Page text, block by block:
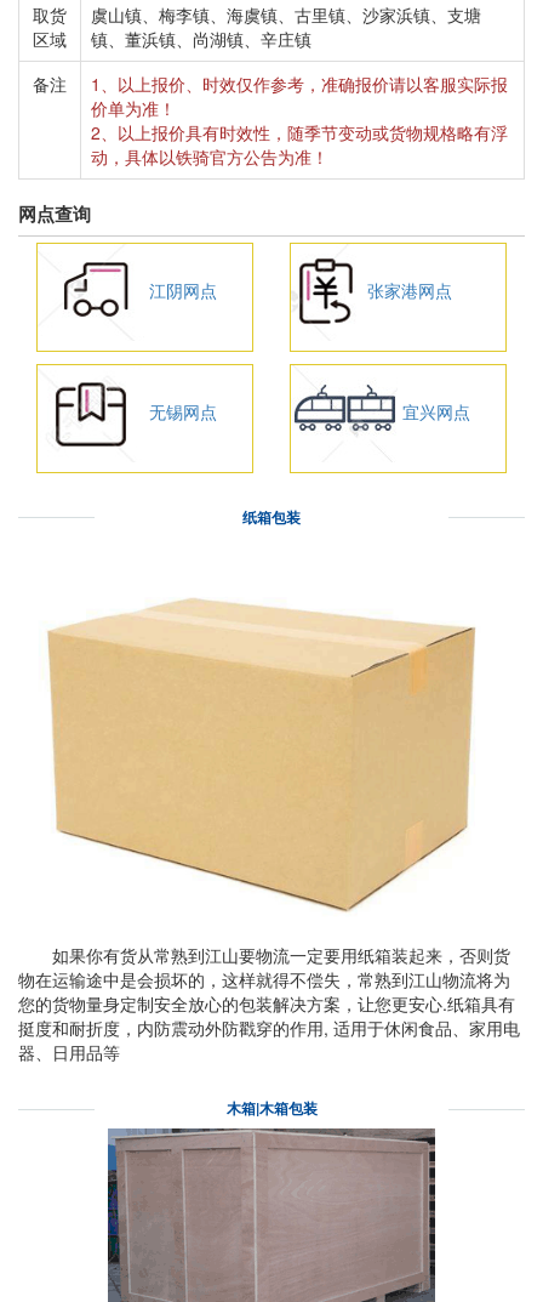
取货
区域
虞山镇、梅李镇、海虞镇、古里镇、沙家浜镇、支塘
镇、董浜镇、尚湖镇、辛庄镇
备注
1、以上报价、时效仅作参考，准确报价请以客服实际报
价单为准！
2、以上报价具有时效性，随季节变动或货物规格略有浮
动，具体以铁骑官方公告为准！
网点查询
江阴网点 张家港网点
无锡网点 宜兴网点
纸箱包装
如果你有货从常熟到江山要物流一定要用纸箱装起来，否则货
物在运输途中是会损坏的，这样就得不偿失，常熟到江山物流将为
您的货物量身定制安全放心的包装解决方案，让您更安心.纸箱具有
挺度和耐折度，内防震动外防戳穿的作用, 适用于休闲食品、家用电
器、日用品等
木箱|木箱包装